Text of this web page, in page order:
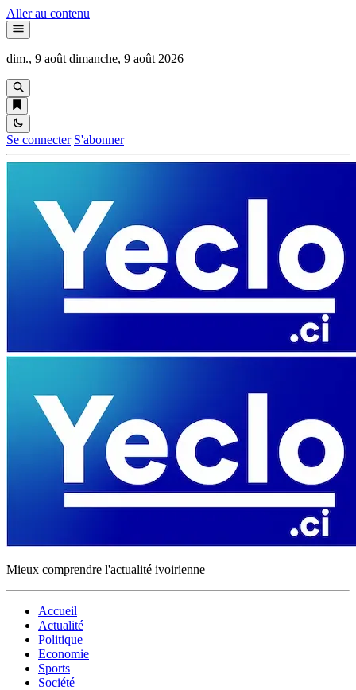
Aller au contenu
dim., 9 août dimanche, 9 août 2026
Se connecter S'abonner
Mieux comprendre l'actualité ivoirienne
Accueil
Actualité
Politique
Economie
Sports
Société